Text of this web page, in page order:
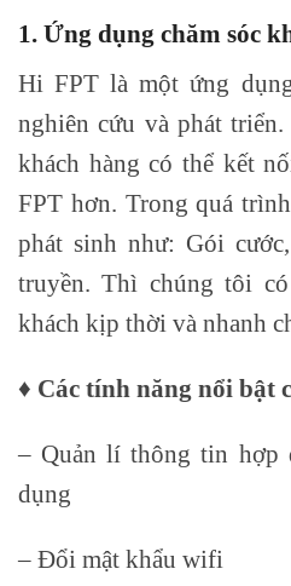
1. Ứng dụng chăm sóc
Hi FPT là một ứng
nghiên cứu và phát
khách hàng có thể kết
FPT hơn. Trong quá
phát sinh như: Gói
truyền. Thì chúng tôi
khách kịp thời và nhanh
♦ Các tính năng nổi bật
– Quản lí thông tin hợp
dụng
– Đổi mật khẩu wifi